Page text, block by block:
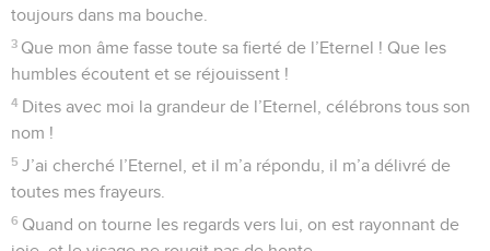
toujours dans ma bouche.
3 Que mon âme fasse toute sa fierté de l’Eternel ! Que les
humbles écoutent et se réjouissent !
4 Dites avec moi la grandeur de l’Eternel, célébrons tous son
nom !
5 J’ai cherché l’Eternel, et il m’a répondu, il m’a délivré de
toutes mes frayeurs.
6 Quand on tourne les regards vers lui, on est rayonnant de